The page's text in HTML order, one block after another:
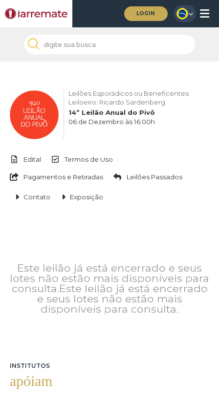
LOGIN
Leilões Esporádicos ou Beneficentes
Leiloeiro: Ricardo Sardenberg
14º Leilão Anual do Pivô
06 de Dezembro às 16:00h
Edital Termos de Uso
Pagamentos e Retiradas Leilões Passados
Contato Exposição
Este leilão já está encerrado e seus
lotes não estão mais disponíveis para
consulta.Este leilão já está encerrado
e seus lotes não estão mais
disponíveis para consulta.
INSTITUTOS
apóiam